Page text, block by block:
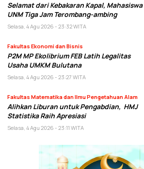
Selamat dari Kebakaran Kapal, Mahasiswa
UNM Tiga Jam Terombang-ambing
Selasa, 4 Agu 2026 - 23:32 WITA
Fakultas Ekonomi dan Bisnis
P2M MP Ekolibrium FEB Latih Legalitas
Usaha UMKM Bulutana
Selasa, 4 Agu 2026 - 23:27 WITA
Fakultas Matematika dan Ilmu Pengetahuan Alam
Alihkan Liburan untuk Pengabdian, HMJ
Statistika Raih Apresiasi
Selasa, 4 Agu 2026 - 23:11 WITA